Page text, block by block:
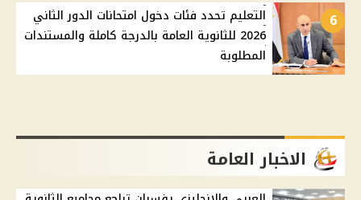
6
التعليم تحدد فئات دخول امتحانات الدور الثاني
2026 للثانوية العامة بالدرجة كاملة والمستندات
المطلوبة
الاخبار العامة